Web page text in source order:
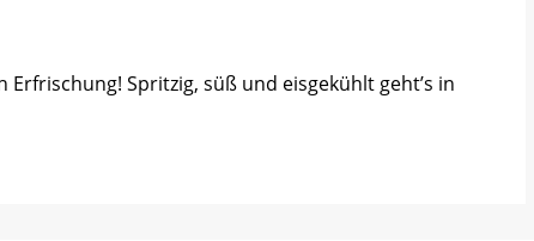
Spritzig, süß und eisgekühlt geht’s in